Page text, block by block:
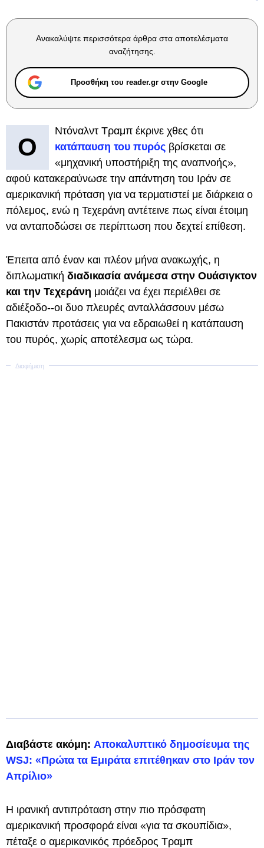
Ανακαλύψτε περισσότερα άρθρα στα αποτελέσματα
αναζήτησης.
Προσθήκη του reader.gr στην Google
Ο
Ντόναλντ Τραμπ έκρινε χθες ότι
κατάπαυση του πυρός βρίσκεται σε
«μηχανική υποστήριξη της αναπνοής»,
αφού κατακεραύνωσε την απάντηση του Ιράν σε
αμερικανική πρόταση για να τερματιστεί με διάρκεια ο
πόλεμος, ενώ η Τεχεράνη αντέτεινε πως είναι έτοιμη
να ανταποδώσει σε περίπτωση που δεχτεί επίθεση.
Έπειτα από έναν και πλέον μήνα ανακωχής, η
διπλωματική διαδικασία ανάμεσα στην Ουάσιγκτον
και την Τεχεράνη μοιάζει να έχει περιέλθει σε
αδιέξοδο--οι δυο πλευρές ανταλλάσσουν μέσω
Πακιστάν προτάσεις για να εδραιωθεί η κατάπαυση
του πυρός, χωρίς αποτέλεσμα ως τώρα.
Διαβάστε ακόμη: Αποκαλυπτικό δημοσίευμα της
WSJ: «Πρώτα τα Εμιράτα επιτέθηκαν στο Ιράν τον
Απρίλιο»
Η ιρανική αντιπρόταση στην πιο πρόσφατη
αμερικανική προσφορά είναι «για τα σκουπίδια»,
πέταξε ο αμερικανικός πρόεδρος Τραμπ